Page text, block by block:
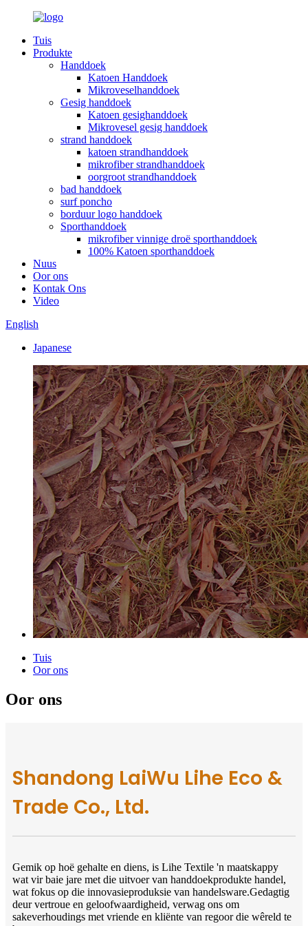
Tuis
Produkte
Handdoek
Katoen Handdoek
Mikroveselhanddoek
Gesig handdoek
Katoen gesighanddoek
Mikrovesel gesig handdoek
strand handdoek
katoen strandhanddoek
mikrofiber strandhanddoek
oorgroot strandhanddoek
bad handdoek
surf poncho
borduur logo handdoek
Sporthanddoek
mikrofiber vinnige droë sporthanddoek
100% Katoen sporthanddoek
Nuus
Oor ons
Kontak Ons
Video
English
Japanese
Tuis
Oor ons
Oor ons
Shandong LaiWu Lihe Eco &
Trade Co., Ltd.
Gemik op hoë gehalte en diens, is Lihe Textile 'n maatskappy
wat vir baie jare met die uitvoer van handdoekprodukte handel,
wat fokus op die innovasieproduksie van handelsware.Gedagtig
deur vertroue en geloofwaardigheid, verwag ons om
sakeverhoudings met vriende en kliënte van regoor die wêreld te